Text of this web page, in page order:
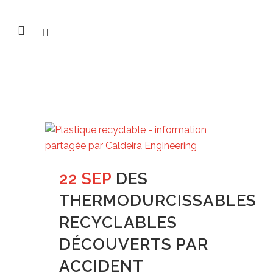
22 SEP DES
THERMODURCISSABLES
RECYCLABLES
DÉCOUVERTS PAR
ACCIDENT